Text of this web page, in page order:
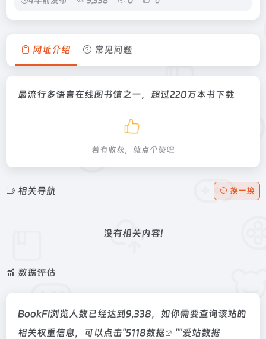
网址介绍 常见问题
最流行多语言在线图书馆之一，超过220万本书下载
若有收获，就点个赞吧
相关导航 换一换
没有相关内容!
数据评估
BookFI浏览人数已经达到9,338，如你需要查询该站的
相关权重信息，可以点击"5118数据 ""爱站数据